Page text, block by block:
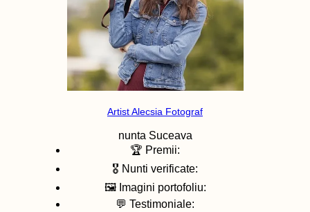
Artist Alecsia Fotograf
nunta Suceava
🏆 Premii:
🎖️ Nunti verificate:
🖼️ Imagini portofoliu:
💬 Testimoniale: